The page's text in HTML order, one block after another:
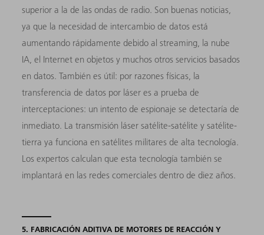
superior a la de las ondas de radio. Son buenas noticias,
ya que la necesidad de intercambio de datos está
aumentando rápidamente debido al streaming, la nube
IA, el Internet en objetos y muchos otros servicios basados
en datos. También es útil: por razones físicas, la
transferencia de datos por láser es a prueba de
interceptaciones: un intento de espionaje se detectaría de
inmediato. La transmisión láser satélite-satélite y satélite-
tierra ya funciona en satélites militares de alta tecnología.
Los expertos calculan que esta tecnología también se
implantará en las redes comerciales dentro de diez años.
5. FABRICACIÓN ADITIVA DE MOTORES DE REACCIÓN Y